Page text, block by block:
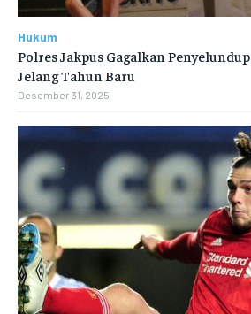
Hukum
Polres Jakpus Gagalkan
Jelang Tahun Baru
Desember 31, 2025